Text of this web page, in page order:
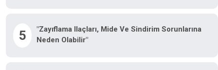
5
"Zayıflama Ilaçları, Mide Ve Sindirim Sorunlarına
Neden Olabilir"